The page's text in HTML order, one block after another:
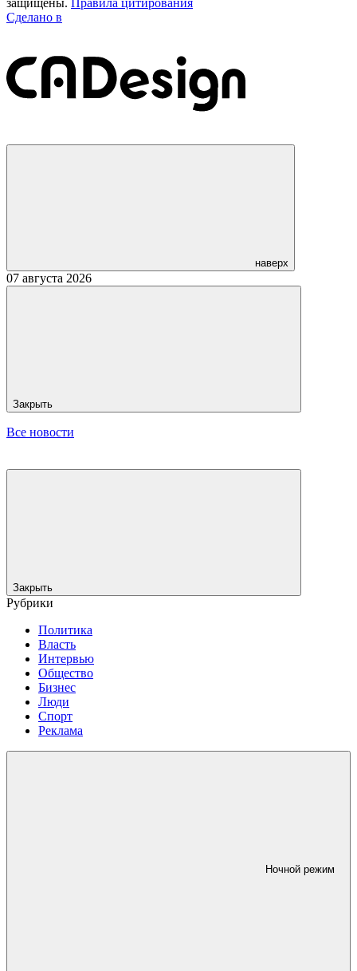
Сделано в
наверх
07 августа 2026
Закрыть
Все новости
Закрыть
Рубрики
Политика
Власть
Интервью
Общество
Бизнес
Люди
Спорт
Реклама
Ночной режим